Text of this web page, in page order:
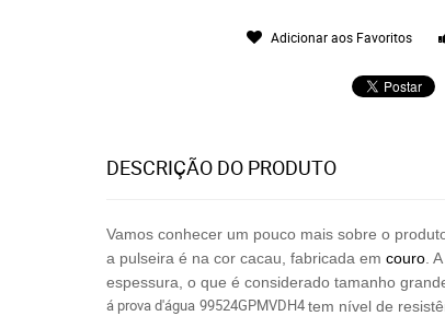
Adicionar aos Favoritos
DESCRIÇÃO DO PRODUTO
Vamos conhecer um pouco mais sobre o
a pulseira é na cor cacau, fabricada em couro .
espessura, o que é considerado tamanho
á prova d'água 99524GPMVDH4tem nível de